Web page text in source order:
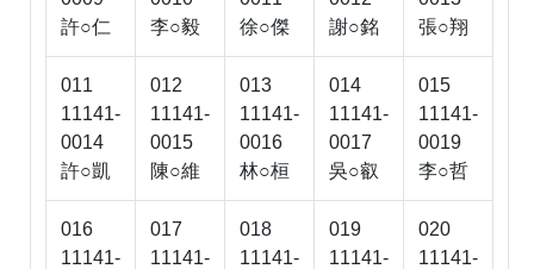
許○仁
李○毅
徐○傑
謝○銘
張○翔
011
11141-
0014
許○凱
012
11141-
0015
陳○維
013
11141-
0016
林○桓
014
11141-
0017
吳○叡
015
11141-
0019
李○哲
016
11141-
017
11141-
018
11141-
019
11141-
020
11141-